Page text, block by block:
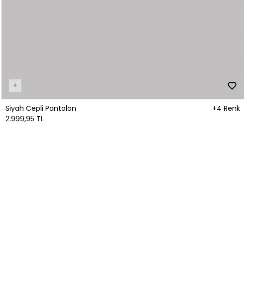
+
Siyah Cepli Pantolon
+4 Renk
2.999,95 TL